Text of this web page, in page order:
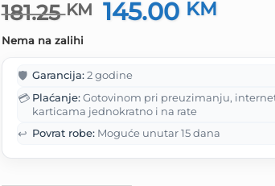
181.25KM Izvorna
cijena
je:
181.25 KM.
145.00 KM
Nema na zalihi
🛡️ Garancija:2 godine
💳 Plaćanje:Gotovinom pri preuzimanju,
karticama jednokratno i na rate
↩️ Povrat robe:Moguće unutar 15 dana